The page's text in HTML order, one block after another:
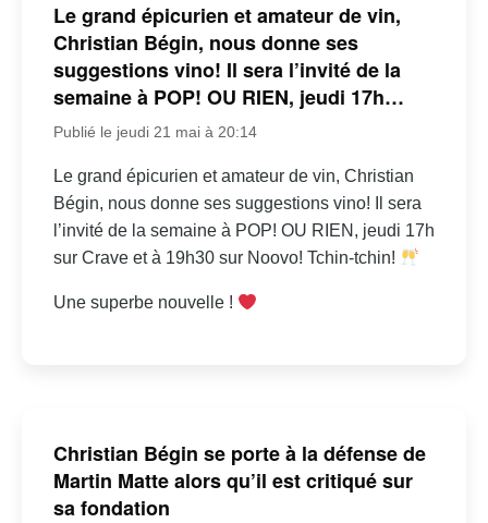
Le grand épicurien et amateur de vin,
Christian Bégin, nous donne ses
suggestions vino! Il sera l’invité de la
semaine à POP! OU RIEN, jeudi 17h…
Publié le jeudi 21 mai à 20:14
Le grand épicurien et amateur de vin, Christian
Bégin, nous donne ses suggestions vino! Il sera
l’invité de la semaine à POP! OU RIEN, jeudi 17h
sur Crave et à 19h30 sur Noovo! Tchin-tchin!
Une superbe nouvelle !
Christian Bégin se porte à la défense de
Martin Matte alors qu’il est critiqué sur
sa fondation